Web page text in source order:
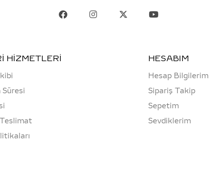
HİZMETLERİ HESABIM
Hesap Bilgilerim
Sipariş Takip
Sepetim
Sevdiklerim